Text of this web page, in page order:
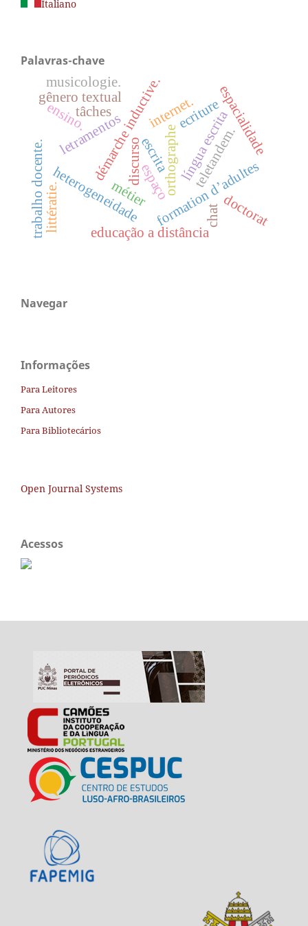
Italiano
Palavras-chave
orthographe
formation d’adultes
démarche inductive. língua escrita
heterogeneidade chat
teletandem.
escrita
letramentos
discurso
educação a distância
internet.
espaço
espacialidade
ensino.
gênero textual
trabalho docente.littératie.
tâches
métier
ecriture
doctorat
musicologie.
Navegar
Informações
Para Leitores
Para Autores
Para Bibliotecários
Open Journal Systems
Acessos